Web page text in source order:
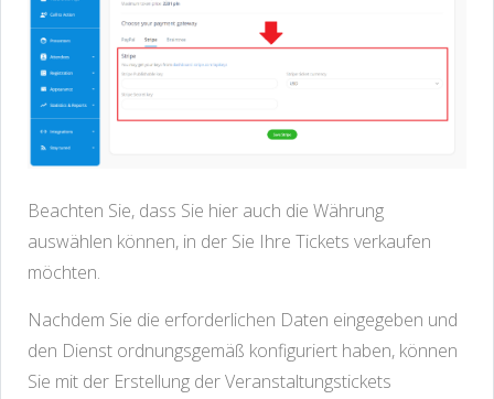
Beachten Sie, dass Sie hier auch die Währung
auswählen können, in der Sie Ihre Tickets verkaufen
möchten.
Nachdem Sie die erforderlichen Daten eingegeben und
den Dienst ordnungsgemäß konfiguriert haben, können
Sie mit der Erstellung der Veranstaltungstickets